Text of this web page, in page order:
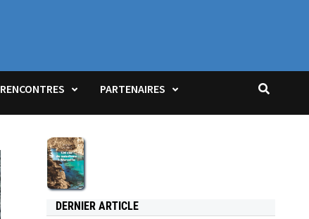
RENCONTRES PARTENAIRES
DERNIER ARTICLE